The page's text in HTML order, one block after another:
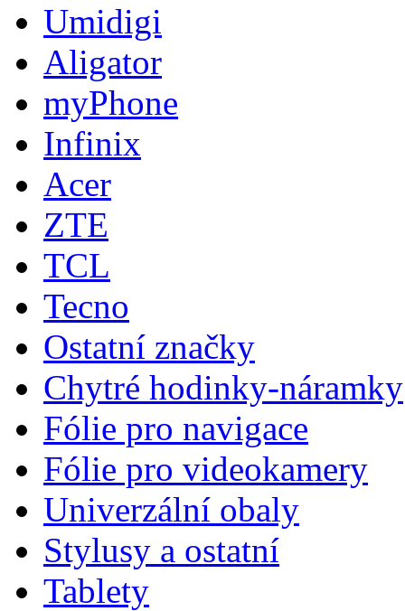
Umidigi
Aligator
myPhone
Infinix
Acer
ZTE
TCL
Tecno
Ostatní značky
Chytré hodinky-náramky
Fólie pro navigace
Fólie pro videokamery
Univerzální obaly
Stylusy a ostatní
Tablety